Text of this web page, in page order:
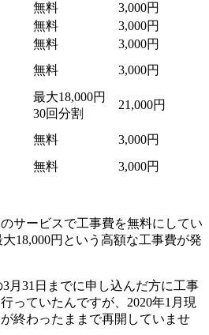
無料
3,000円
無料
3,000円
無料
3,000円
無料 3,000円
最大18,000円
30回分割
21,000円
無料
3,000円
無料 3,000円
サービスで工事費を無料にしてい
18,000円という高額な工事費が発
月31日までに申し込んだ方に工事
っていたんですが、2020年1月現
終わったままで再開していませ